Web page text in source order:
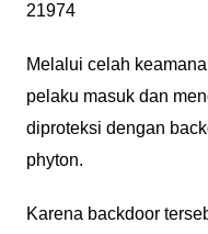
21974
Melalui celah
pelaku masuk dan
diproteksi dengan
phyton.
Karena backdoor